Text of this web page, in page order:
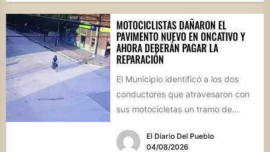
MOTOCICLISTAS DAÑARON EL
PAVIMENTO NUEVO EN ONCATIVO Y
AHORA DEBERÁN PAGAR LA
REPARACIÓN
El Municipio identificó a los dos
conductores que atravesaron con
sus motocicletas un tramo de
calle...
El Diario Del Pueblo
04/08/2026